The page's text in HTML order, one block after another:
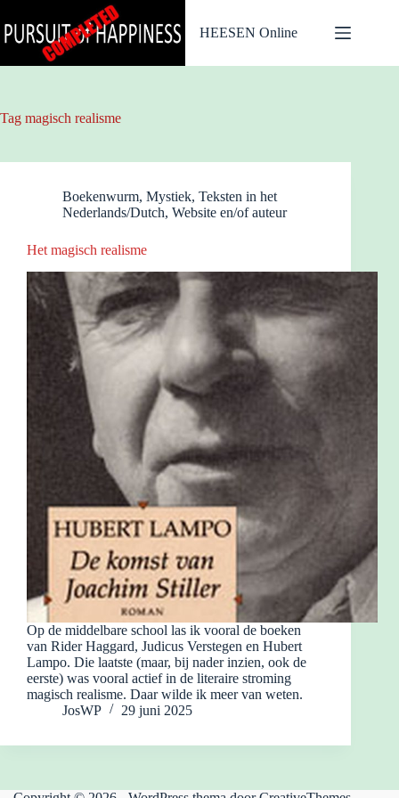
naar
de
HEESEN Online
Tag magisch realisme
Boekenwurm, Mystiek, Teksten in het
Nederlands/Dutch, Website en/of auteur
Het magisch realisme
Op de middelbare school las ik vooral de boeken
van Rider Haggard, Judicus Verstegen en Hubert
Lampo. Die laatste (maar, bij nader inzien, ook de
eerste) was vooral actief in de literaire stroming
magisch realisme. Daar wilde ik meer van weten.
JosWP
29 juni 2025